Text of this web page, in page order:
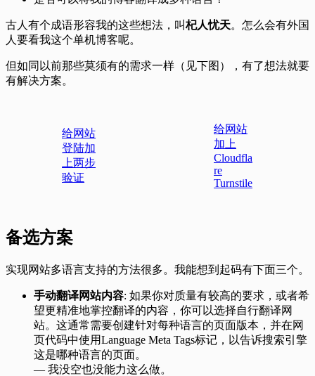
古人有个成语形容我的这些想法，叫杞人忧天。怎么会有外国
人要看我这个单机博客呢。
但如同以前那些莫须有的需求一样（见下图），有了想法就要
有解决方案。
给网站
登陆加
上两步
验证
给网站
加上
Cloudfla
re
Turnstile
备选方案
实现网站多语言支持的方法很多。我能想到起码有下面三个。
手动翻译网站内容: 如果你对质量有较高的要求，或者希
望更精准地掌控翻译的内容，你可以选择自行翻译网
站。这通常需要创建针对每种语言的页面版本，并在网
页代码中使用Language Meta Tags标记，以告诉搜索引擎
这是哪种语言的页面。
— 我没空也没能力这么做。